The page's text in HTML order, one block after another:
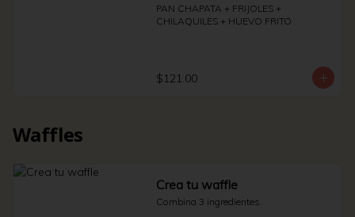
PAN CHAPATA + FRIJOLES +
CHILAQUILES + HUEVO FRITO
$121.00
Waffles
Crea tu waffle
Combina 3 ingredientes.